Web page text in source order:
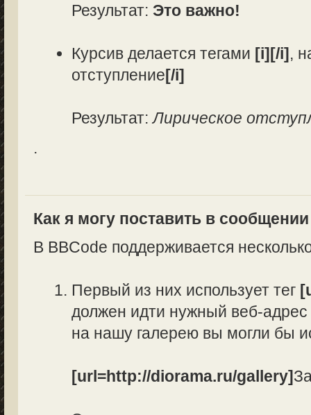
Результат: Это важно!
Курсив делается тегами [i][/i],
отступление[/i]
Результат:Лирическое
.
Как я могу поставить в
В BBCode поддерживается
Первый из них использует тег
должен идти нужный веб-
на нашу галерею вы могли бы
[url=http://diorama.ru/gallery]